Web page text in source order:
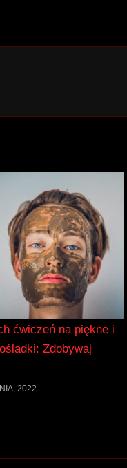
ćwiczeń na piękne i
Zdobywaj
2022